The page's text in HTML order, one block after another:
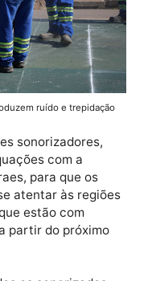
produzem ruído e